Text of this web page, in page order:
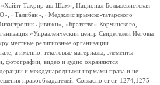
«Хайят Тахрир аш-Шам», Национал-Большевистская
«Талибан», «Меджлис крымско-татарского
Дивижн», «Братство» Корчинского,
«Управленческий центр Свидетелей Иеговы
местные религиозные организации.
а именно: текстовые материалы, элементы
фотографии, видео и аудио охраняются
и международными нормами права и не
правообладателей. Согласно ст.ст. 1274,1275